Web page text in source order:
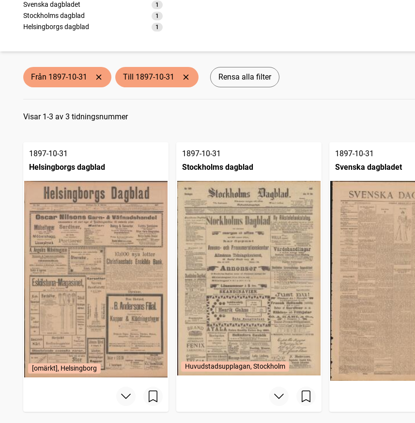
Svenska dagbladet 1
träffar
Stockholms dagblad
1
träffar
Helsingborgs dagblad
1
träffar
Från 1897-10-31 Till 1897-10-31 Rensa alla filter
Sökresultat
Visar 1-3 av 3 tidningsnummer
1897-10-31
Helsingborgs dagblad
[omärkt], Helsingborg
1897-10-31
Stockholms dagblad
Huvudstadsupplagan, Stockholm
1897-10-31
Svenska dagbladet